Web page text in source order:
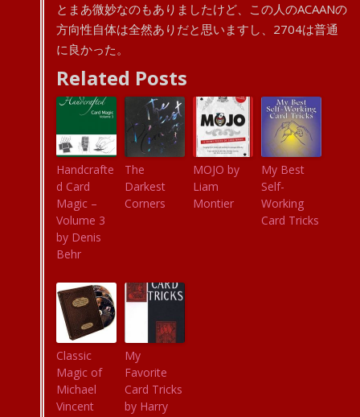
とまあ微妙なのもありましたけど、この人のACAANの
方向性自体は全然ありだと思いますし、2704は普通
に良かった。
Related Posts
Handcrafte
d Card
Magic –
Volume 3
by Denis
Behr
The
Darkest
Corners
MOJO by
Liam
Montier
My Best
Self-
Working
Card Tricks
Classic
Magic of
Michael
Vincent
My
Favorite
Card Tricks
by Harry